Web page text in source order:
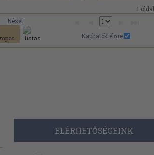
1 oldal
Nézet:
Kaphatók előre:
ELÉRHETŐSÉGEINK